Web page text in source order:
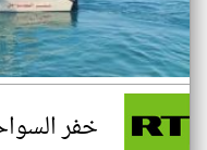
خفر